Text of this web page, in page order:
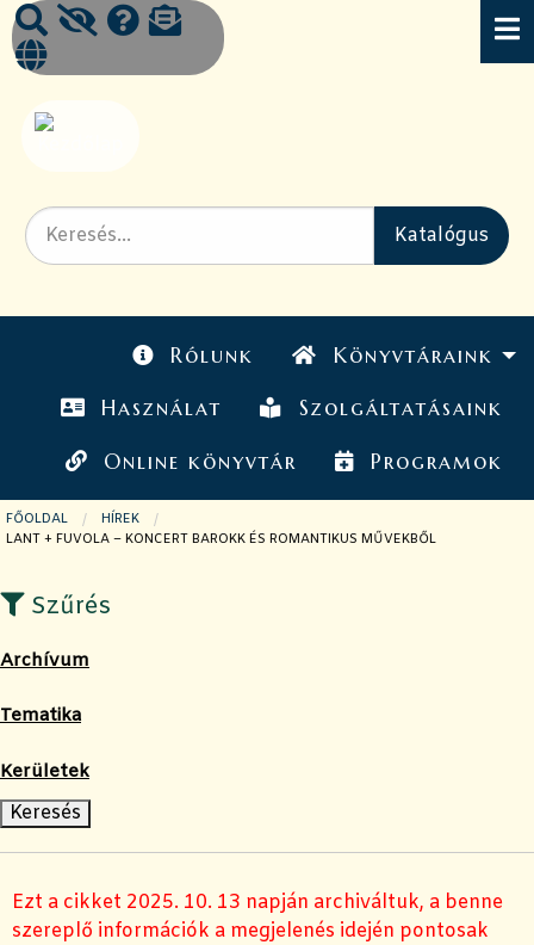
Rólunk Könyvtáraink
Használat Szolgáltatásaink
Online könyvtár Programok
FŐOLDAL
HÍREK
JELENLEGI OLDAL:
LANT + FUVOLA – KONCERT BAROKK ÉS ROMANTIKUS MŰVEKBŐL
Szűrés
Archívum
Tematika
Kerületek
Ezt a cikket 2025. 10. 13 napján archiváltuk, a benne
szereplő információk a megjelenés idején pontosak